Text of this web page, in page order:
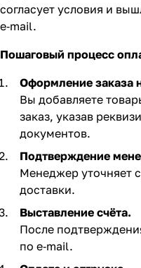
согласует условия и
e‑mail.
Пошаговый процесс
Оформление заказа
Вы добавляете
заказ, указав
документов.
Подтверждение
Менеджер уточняет
доставки.
Выставление счёта.
После
по e‑mail. ​